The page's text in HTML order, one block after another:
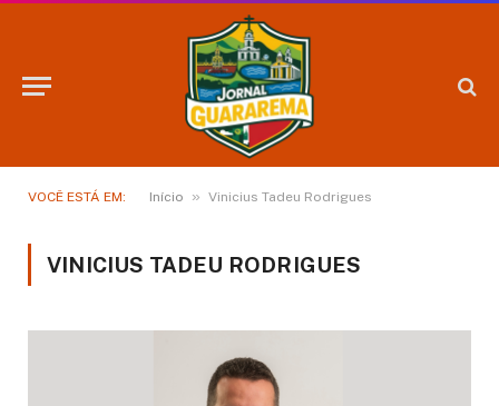
VOCÊ ESTÁ EM: Início » Vinicius Tadeu Rodrigues
VINICIUS TADEU RODRIGUES